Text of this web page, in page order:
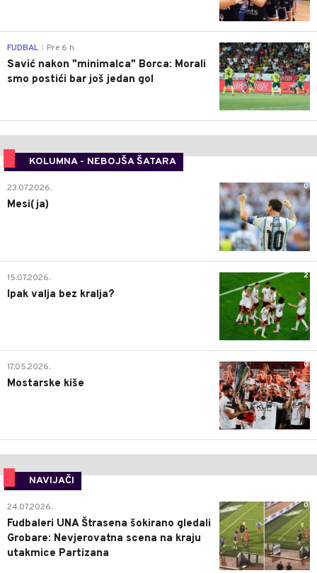
0
FUDBAL Pre 6 h
Savić nakon "minimalca" Borca: Morali
smo postići bar još jedan gol
KOLUMNA - NEBOJŠA ŠATARA
0
23.07.2026.
Mesi(ja)
2
15.07.2026.
Ipak valja bez kralja?
0
17.05.2026.
Mostarske kiše
NAVIJAČI
0
24.07.2026.
Fudbaleri UNA Štrasena šokirano gledali
Grobare: Nevjerovatna scena na kraju
utakmice Partizana